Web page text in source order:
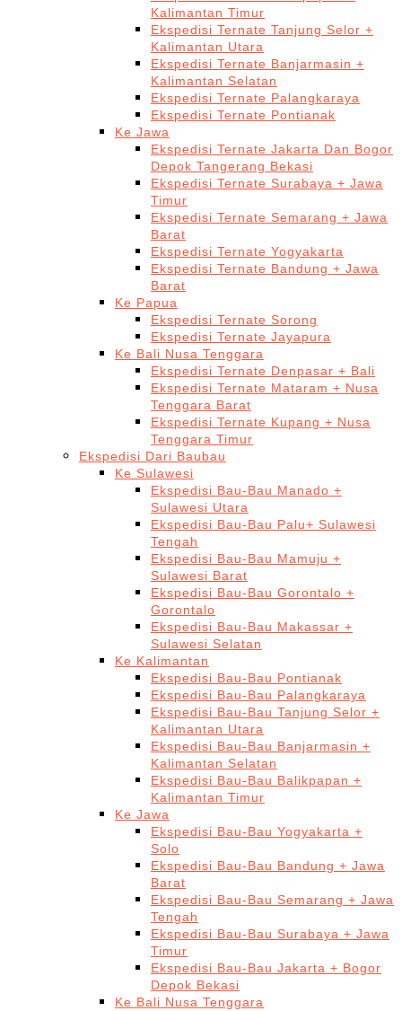
Kalimantan Timur
Ekspedisi Ternate Tanjung Selor +
Kalimantan Utara
Ekspedisi Ternate Banjarmasin +
Kalimantan Selatan
Ekspedisi Ternate Palangkaraya
Ekspedisi Ternate Pontianak
Ke Jawa
Ekspedisi Ternate Jakarta Dan Bogor
Depok Tangerang Bekasi
Ekspedisi Ternate Surabaya + Jawa
Timur
Ekspedisi Ternate Semarang + Jawa
Barat
Ekspedisi Ternate Yogyakarta
Ekspedisi Ternate Bandung + Jawa
Barat
Ke Papua
Ekspedisi Ternate Sorong
Ekspedisi Ternate Jayapura
Ke Bali Nusa Tenggara
Ekspedisi Ternate Denpasar + Bali
Ekspedisi Ternate Mataram + Nusa
Tenggara Barat
Ekspedisi Ternate Kupang + Nusa
Tenggara Timur
Ekspedisi Dari Baubau
Ke Sulawesi
Ekspedisi Bau-Bau Manado +
Sulawesi Utara
Ekspedisi Bau-Bau Palu+ Sulawesi
Tengah
Ekspedisi Bau-Bau Mamuju +
Sulawesi Barat
Ekspedisi Bau-Bau Gorontalo +
Gorontalo
Ekspedisi Bau-Bau Makassar +
Sulawesi Selatan
Ke Kalimantan
Ekspedisi Bau-Bau Pontianak
Ekspedisi Bau-Bau Palangkaraya
Ekspedisi Bau-Bau Tanjung Selor +
Kalimantan Utara
Ekspedisi Bau-Bau Banjarmasin +
Kalimantan Selatan
Ekspedisi Bau-Bau Balikpapan +
Kalimantan Timur
Ke Jawa
Ekspedisi Bau-Bau Yogyakarta +
Solo
Ekspedisi Bau-Bau Bandung + Jawa
Barat
Ekspedisi Bau-Bau Semarang + Jawa
Tengah
Ekspedisi Bau-Bau Surabaya + Jawa
Timur
Ekspedisi Bau-Bau Jakarta + Bogor
Depok Bekasi
Ke Bali Nusa Tenggara